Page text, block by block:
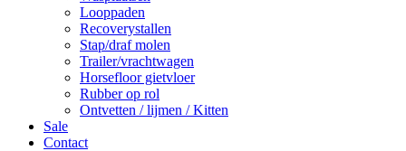
Looppaden
Recoverystallen
Stap/draf molen
Trailer/vrachtwagen
Horsefloor gietvloer
Rubber op rol
Ontvetten / lijmen / Kitten
Sale
Contact